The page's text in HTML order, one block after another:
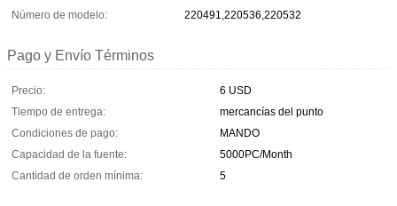
Número de modelo:
220491,220536,220532
Pago y Envío Términos
Precio:
6 USD
Tiempo de entrega:
mercancías del punto
Condiciones de pago:
MANDO
Capacidad de la fuente:
5000PC/Month
Cantidad de orden mínima:
5